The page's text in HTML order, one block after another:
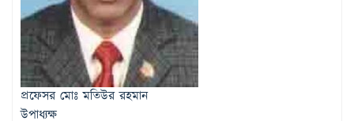
প্রফেসর মোঃ মতিউর রহমান
উপাধ্যক্ষ
View Details →